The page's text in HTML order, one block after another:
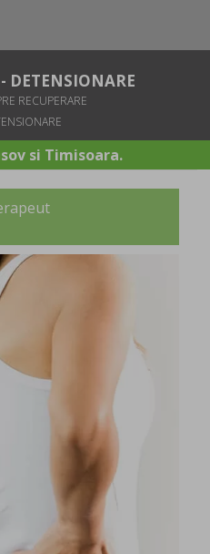
DETENSIONARE
RECUPERARE
si Timisoara.